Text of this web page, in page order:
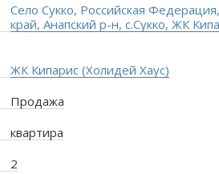
Село Сукко, Российская
край, Анапский р-н, с.Сукко, ЖК
ЖК Кипарис (Холидей Хаус)
Продажа
квартира
2